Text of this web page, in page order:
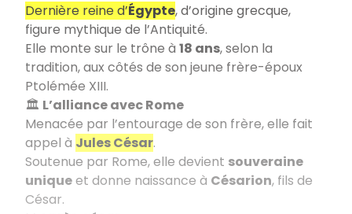
Dernière reine d’Égypte, d’origine grecque,
figure mythique de l’Antiquité.
Elle monte sur le trône à 18 ans, selon la
tradition, aux côtés de son jeune frère-époux
Ptolémée XIII.
🏛️ L’alliance avec Rome
Menacée par l’entourage de son frère, elle fait
appel à Jules César.
Soutenue par Rome, elle devient souveraine
uniqueet donne naissance à Césarion, fils de
César.